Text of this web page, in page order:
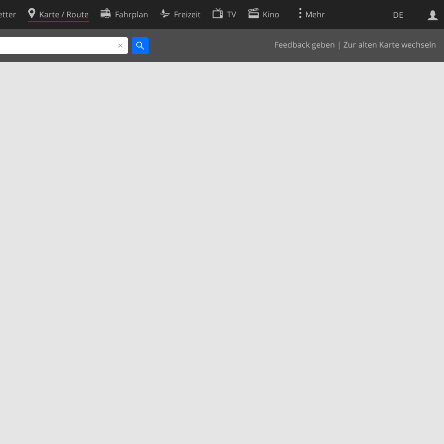
DE
Karte / Route Fahrplan Freizeit TV Kino Mehr
Feedback geben | Zur alten Karte wechseln
Websuche
Cookie-Richtlinie
Cookie-Einstellungen